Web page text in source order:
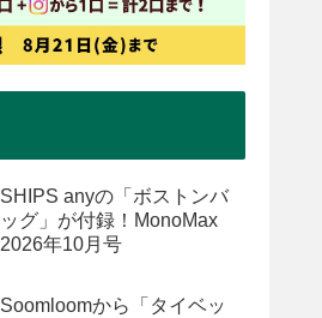
SHIPS anyの「ボストンバ
ッグ」が付録！MonoMax
2026年10月号
Soomloomから「タイベッ